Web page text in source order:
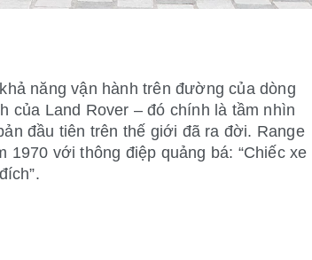
năng vận hành trên đường của dòng
của Land Rover – đó chính là tầm nhìn
đầu tiên trên thế giới đã ra đời. Range
1970 với thông điệp quảng bá: “Chiếc xe